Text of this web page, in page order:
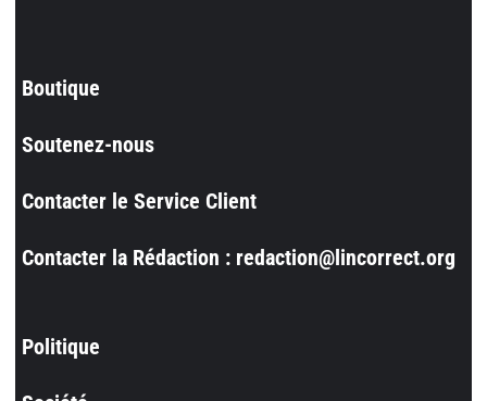
Boutique
Soutenez-nous
Contacter le Service Client
Contacter la Rédaction : redaction@lincorrect.org
Politique